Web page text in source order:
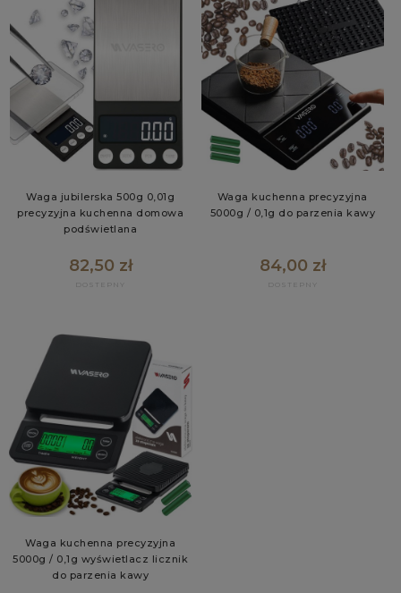
Waga jubilerska 500g 0,01g
precyzyjna kuchenna domowa
podświetlana
82,50 zł
Waga kuchenna precyzyjna
5000g / 0,1g do parzenia kawy
84,00 zł
Waga kuchenna precyzyjna
5000g / 0,1g wyświetlacz licznik
do parzenia kawy